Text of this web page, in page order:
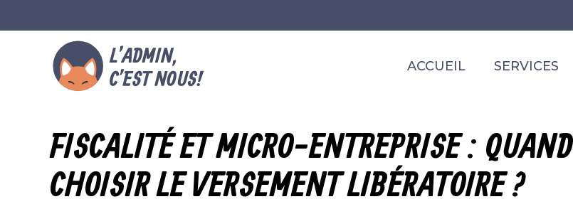
ACCUEIL SERVICES
FISCALITÉ ET MICRO-ENTREPRISE : QUAND
CHOISIR LE VERSEMENT LIBÉRATOIRE ?